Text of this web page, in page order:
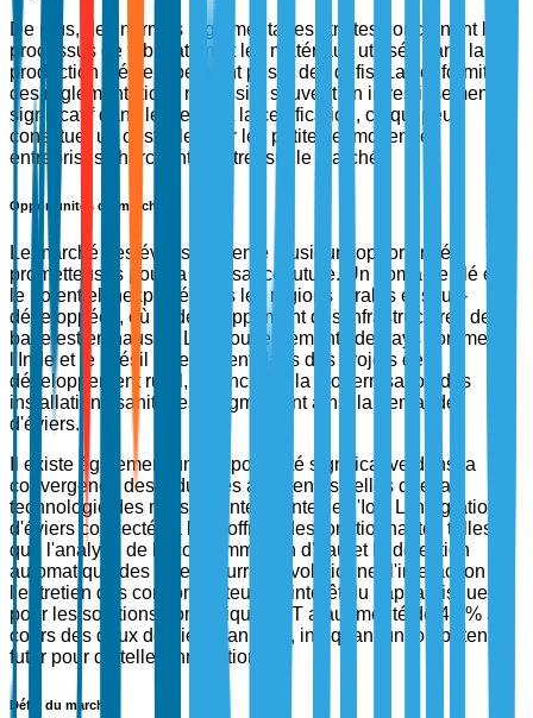
De plus, des normes réglementaires strictes concernant les
processus de fabrication et les matériaux utilisés dans la
production d'éviers peuvent poser des défis. La conformité à
ces réglementations nécessite souvent un investissement
significatif dans les tests et la certification, ce qui peut
constituer un obstacle pour les petites et moyennes
entreprises cherchant à entrer sur le marché.
Opportunités du marché
Le marché des éviers présente plusieurs opportunités
prometteuses pour la croissance future. Un domaine clé est
le potentiel inexploité dans les régions rurales et sous-
développées, où le développement des infrastructures de
base est en hausse. Les gouvernements de pays comme
l'Inde et le Brésil investissent dans des projets de
développement rural, qui incluent la modernisation des
installations sanitaires, augmentant ainsi la demande
d'éviers.
Il existe également une opportunité significative dans la
convergence des industries adjacentes, telles que la
technologie des maisons intelligentes et l'IoT. L'intégration
d'éviers connectés à l'IoT offrant des fonctionnalités telles
que l'analyse de la consommation d'eau et la détection
automatique des fuites pourrait révolutionner l'interaction et
l'entretien des consommateurs. L'intérêt du capital-risque
pour les solutions domestiques IoT a augmenté de 40 % au
cours des deux dernières années, indiquant un fort potentiel
futur pour de telles innovations.
Défis du marché